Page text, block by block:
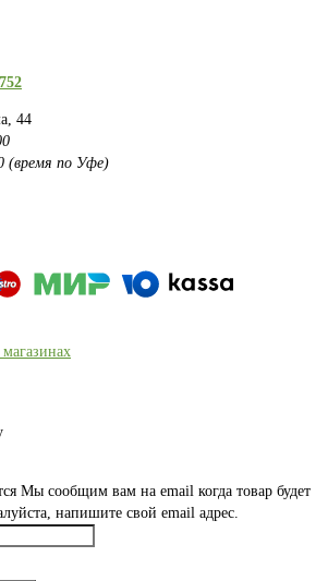
44
(время по Уфе)
Мы сообщим вам на email когда товар будет
напишите свой email адрес.